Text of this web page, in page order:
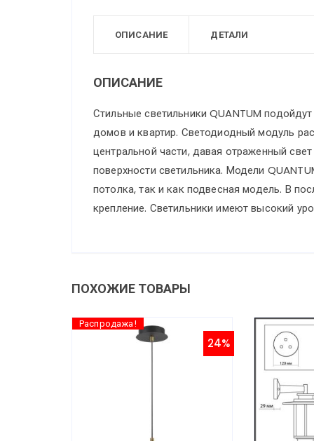
ОПИСАНИЕ ДЕТАЛИ
ОПИСАНИЕ
Стильные светильники QUANTUM
домов и квартир. Светодиодный модуль
центральной части, давая отраженный
поверхности светильника. Модели
потолка, так и как подвесная модель. В
крепление. Светильники имеют высокий
ПОХОЖИЕ ТОВАРЫ
Распродажа!
24%